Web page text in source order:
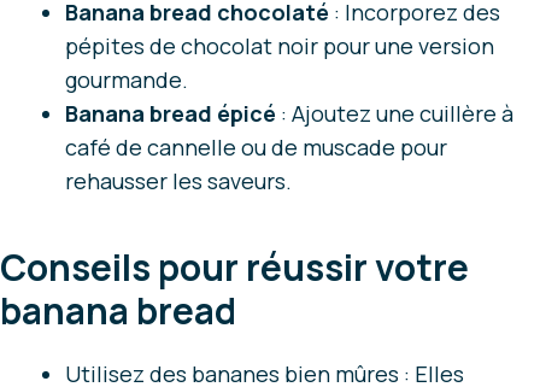
Banana bread chocolaté : Incorporez des
pépites de chocolat noir pour une version
gourmande.
Banana bread épicé : Ajoutez une cuillère à
café de cannelle ou de muscade pour
rehausser les saveurs.
Conseils pour réussir votre
banana bread
Utilisez des bananes bien mûres : Elles